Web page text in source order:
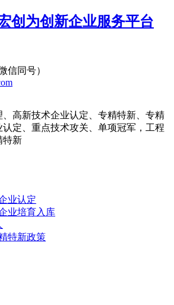
创为创新企业服务平台
信同号）
业认定
业培育入库
特新政策